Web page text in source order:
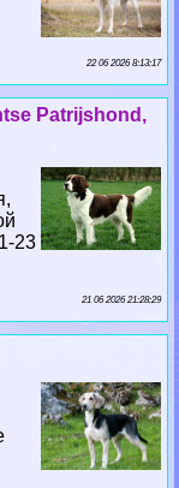
22 06 2026 8:13:17
Patrijshond,
23
21 06 2026 21:28:29